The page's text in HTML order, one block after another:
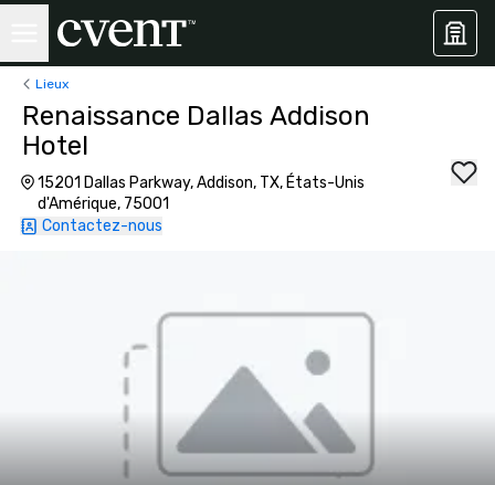
Lieux
Renaissance Dallas Addison
Hotel
15201 Dallas Parkway, Addison, TX, États-Unis
d'Amérique, 75001
Contactez-nous